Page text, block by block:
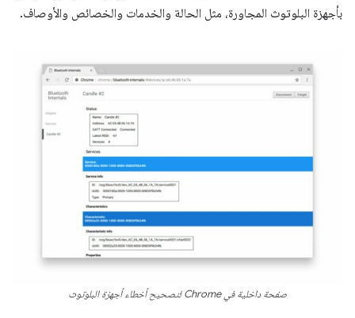
بأجهزة البلوتوث المجاورة، مثل الحالة والخدمات والخصائص والأوصاف.
صفحة داخلية في Chrome لتصحيح أخطاء أجهزة البلوتوث